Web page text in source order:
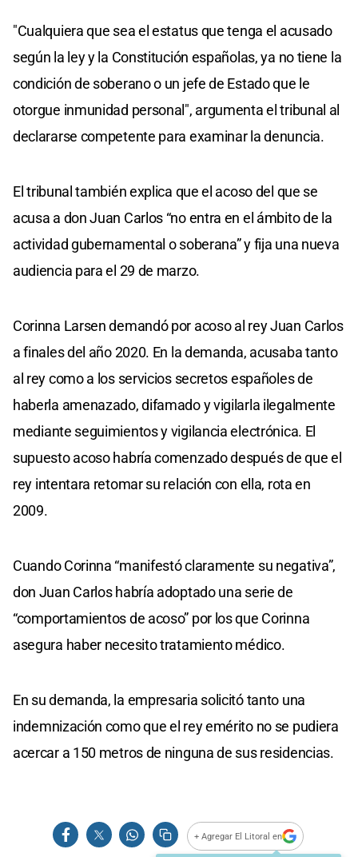
"Cualquiera que sea el estatus que tenga el acusado
según la ley y la Constitución españolas, ya no tiene la
condición de soberano o un jefe de Estado que le
otorgue inmunidad personal", argumenta el tribunal al
declararse competente para examinar la denuncia.
El tribunal también explica que el acoso del que se
acusa a don Juan Carlos “no entra en el ámbito de la
actividad gubernamental o soberana” y fija una nueva
audiencia para el 29 de marzo.
Corinna Larsen demandó por acoso al rey Juan Carlos
a finales del año 2020. En la demanda, acusaba tanto
al rey como a los servicios secretos españoles de
haberla amenazado, difamado y vigilarla ilegalmente
mediante seguimientos y vigilancia electrónica. El
supuesto acoso habría comenzado después de que el
rey intentara retomar su relación con ella, rota en
2009.
Cuando Corinna “manifestó claramente su negativa”,
don Juan Carlos habría adoptado una serie de
“comportamientos de acoso” por los que Corinna
asegura haber necesito tratamiento médico.
En su demanda, la empresaria solicitó tanto una
indemnización como que el rey emérito no se pudiera
acercar a 150 metros de ninguna de sus residencias.
+ Agregar El Litoral en